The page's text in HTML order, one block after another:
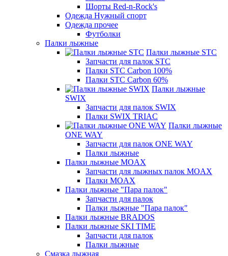
Шорты Red-n-Rock's
Одежда Нужный спорт
Одежда прочее
Футболки
Палки лыжные
Палки лыжные STC
Запчасти для палок STC
Палки STC Carbon 100%
Палки STC Carbon 60%
Палки лыжные
SWIX
Запчасти для палок SWIX
Палки SWIX TRIAC
Палки лыжные
ONE WAY
Запчасти для палок ONE WAY
Палки лыжные
Палки лыжные MOAX
Запчасти для лыжных палок MOAX
Палки MOAX
Палки лыжные "Пара палок"
Запчасти для палок
Палки лыжные "Пара палок"
Палки лыжные BRADOS
Палки лыжные SKI TIME
Запчасти для палок
Палки лыжные
Смазка лыжная